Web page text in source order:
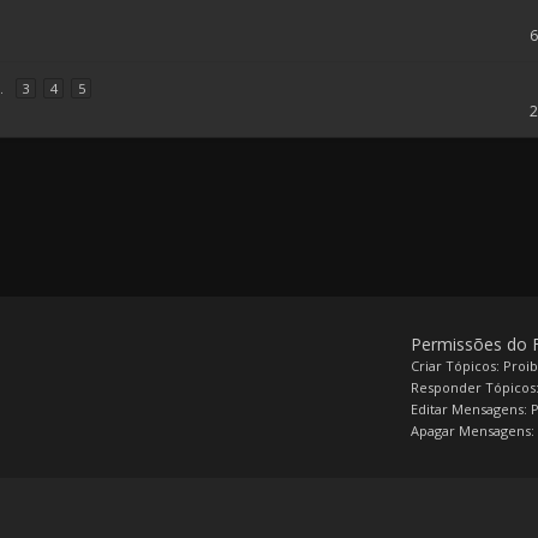
3 4
5
Permissões do
Criar Tópicos:
Responder
Editar Mensagens:
Apagar